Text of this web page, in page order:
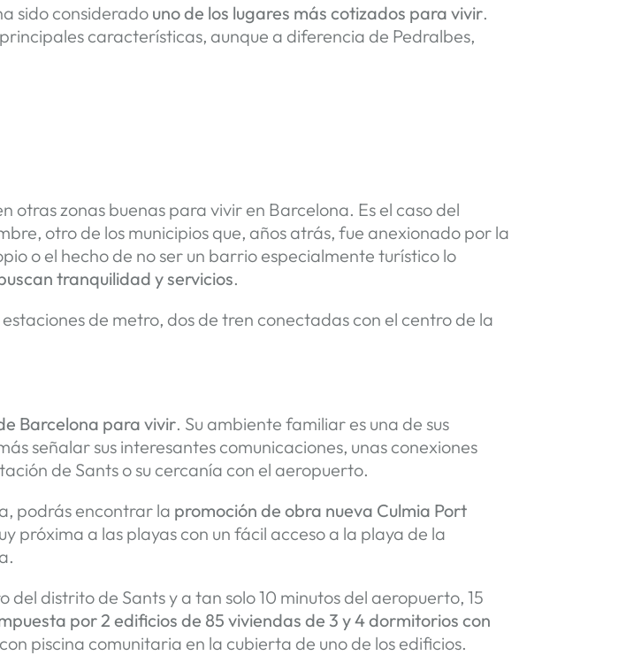
sido considerado uno de los lugares más cotizados para vivir.
características, aunque a diferencia de Pedralbes,
zonas buenas para vivir en Barcelona. Es el caso del
otro de los municipios que, años atrás, fue anexionado por la
o el hecho de no ser un barrio especialmente turístico lo
tranquilidad y servicios.
de metro, dos de tren conectadas con el centro de la
Barcelona para vivir. Su ambiente familiar es una de sus
señalar sus interesantes comunicaciones, unas conexiones
de Sants o su cercanía con el aeropuerto.
podrás encontrar la promoción de obra nueva Culmia Port
próxima a las playas con un fácil acceso a la playa de la
distrito de Sants y a tan solo 10 minutos del aeropuerto, 15
por 2 edificios de 85 viviendas de 3 y 4 dormitorios con
piscina comunitaria en la cubierta de uno de los edificios.